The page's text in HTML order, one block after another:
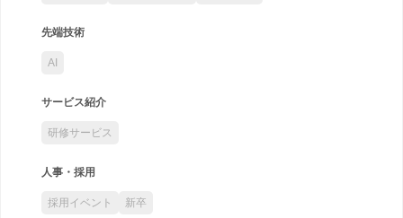
先端技術
AI
サービス紹介
研修サービス
人事・採用
採用イベント 新卒